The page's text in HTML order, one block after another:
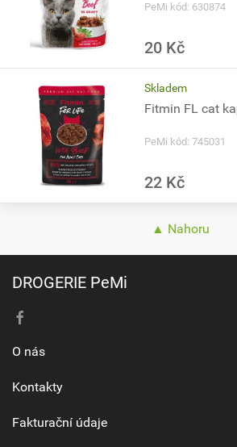
PeMi kód: 630874
20 Kč
Skladem
Fitmin FL cat
PeMi kód: 745031
22 Kč
▲ Nahoru
DROGERIE PeMi
O nás
Kontakty
Fakturační údaje